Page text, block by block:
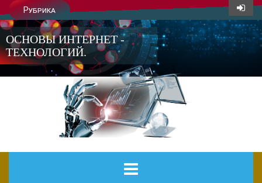
Рубрика
ОСНОВЫ ИНТЕРНЕТ -
ТЕХНОЛОГИЙ.